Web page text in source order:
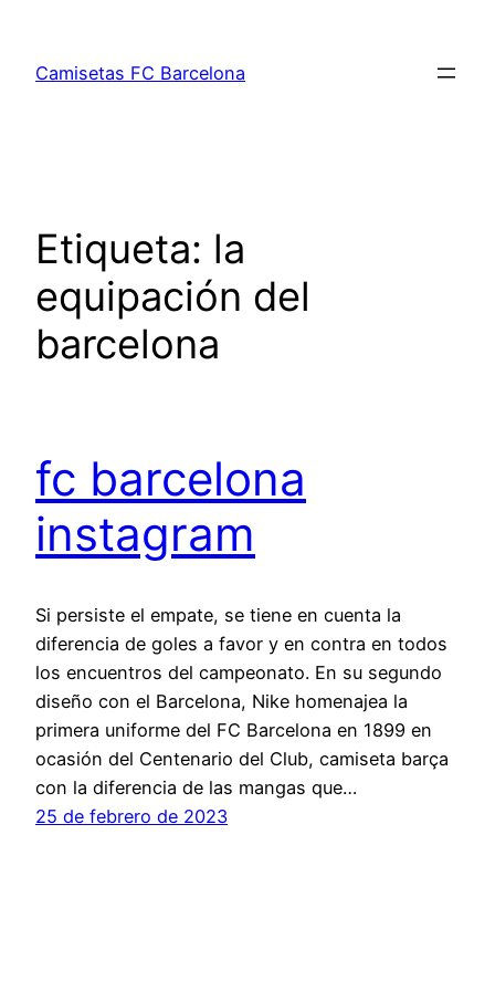
contenido
Camisetas FC Barcelona
Etiqueta: la
equipación del
barcelona
fc barcelona
instagram
Si persiste el empate, se tiene en cuenta la
diferencia de goles a favor y en contra en todos
los encuentros del campeonato. En su segundo
diseño con el Barcelona, Nike homenajea la
primera uniforme del FC Barcelona en 1899 en
ocasión del Centenario del Club, camiseta barça
con la diferencia de las mangas que…
25 de febrero de 2023